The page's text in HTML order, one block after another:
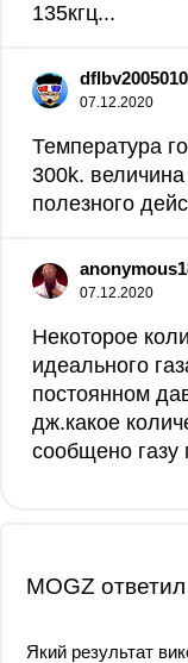
135кгц...
07.12.2020
Температура
300k.
полезного
07.12.2020
Некоторое
идеального
постоянном
дж.какое
сообщено
MOGZ ответил
Який результат